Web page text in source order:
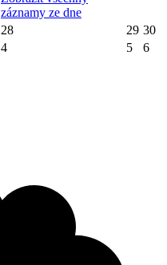
záznamy ze dne
28 29 30
4 5 6